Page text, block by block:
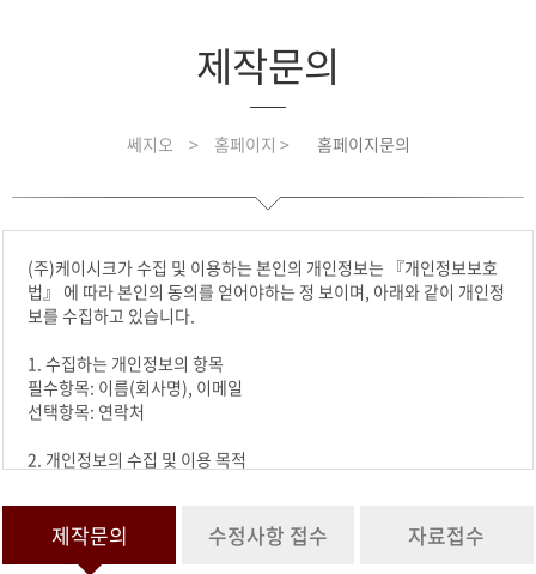
제작문의
쎄지오 > 홈페이지 > 홈페이지문의
(주)케이시크가 수집 및 이용하는 본인의 개인정보는 『개인정보보호
법』 에 따라 본인의 동의를 얻어야하는 정 보이며, 아래와 같이 개인정
보를 수집하고 있습니다.
1. 수집하는 개인정보의 항목
필수항목: 이름(회사명), 이메일
선택항목: 연락처
2. 개인정보의 수집 및 이용 목적
3. 개인정보의 보유 및 이용기간
제작문의 수정사항 접수 자료접수